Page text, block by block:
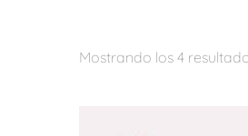
Mostrando los 4